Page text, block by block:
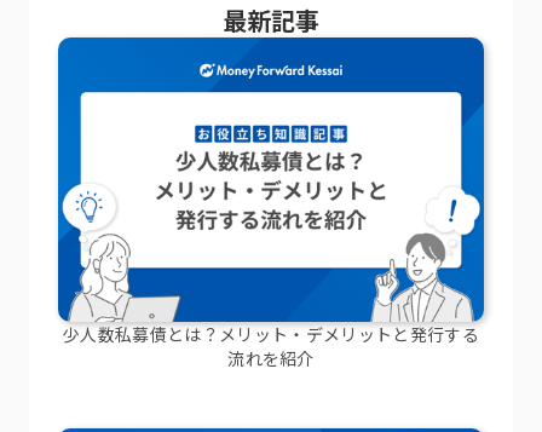
最新記事
少人数私募債とは？メリット・デメリットと発行する
流れを紹介